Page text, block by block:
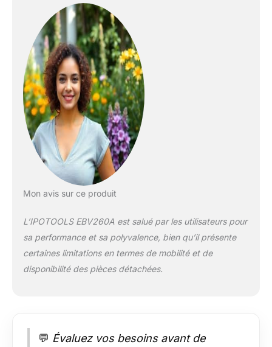
Les feuilles sont
capturées
directement par le
ventilateur grâce au
sac de 40 litres, qui
est également équipé
d'une sangle de
transport
confortable.
Performance : Débit
Mon avis sur ce produit
L’IPOTOOLS EBV260A est salué par les utilisateurs pour
sa performance et sa polyvalence, bien qu’il présente
certaines limitations en termes de mobilité et de
disponibilité des pièces détachées.
💬 Évaluez vos besoins avant de